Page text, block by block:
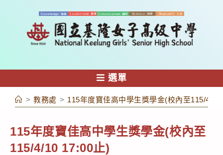
容
選單
> 教務處 > 115年度寶佳高中學生獎學金(校內至115/4/10
115年度寶佳高中學生獎學金(校內至
115/4/10 17:00止)